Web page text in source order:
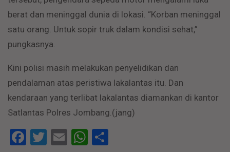
berat dan meninggal dunia di lokasi. “Korban meninggal
satu orang. Untuk sopir truk dalam kondisi sehat,”
pungkasnya.
Kini polisi masih melakukan penyelidikan dan
pendalaman atas peristiwa lakalantas itu. Dan
kendaraan yang terlibat lakalantas diamankan di kantor
Satlantas Polres Jombang.(jang)
Facebook
Twitter
EmailWhatsApp